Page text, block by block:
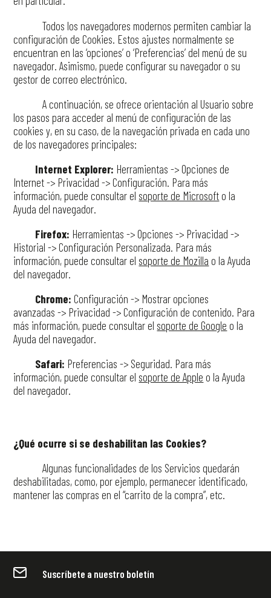
Todos los navegadores modernos permiten cambiar la
configuración de Cookies. Estos ajustes normalmente se
encuentran en las ‘opciones’ o ‘Preferencias’ del menú de su
navegador. Asimismo, puede configurar su navegador o su
gestor de correo electrónico.
A continuación, se ofrece orientación al Usuario sobre
los pasos para acceder al menú de configuración de las
cookies y, en su caso, de la navegación privada en cada uno
de los navegadores principales:
Internet Explorer: Herramientas -> Opciones de
Internet -> Privacidad -> Configuración. Para más
información, puede consultar el soporte de Microsoft o la
Ayuda del navegador.
Firefox: Herramientas -> Opciones -> Privacidad ->
Historial -> Configuración Personalizada. Para más
información, puede consultar el soporte de Mozilla o la Ayuda
del navegador.
Chrome: Configuración -> Mostrar opciones
avanzadas -> Privacidad -> Configuración de contenido. Para
más información, puede consultar el soporte de Google o la
Ayuda del navegador.
Safari: Preferencias -> Seguridad. Para más
información, puede consultar el soporte de Apple o la Ayuda
del navegador.
¿Qué ocurre si se deshabilitan las Cookies?
Algunas funcionalidades de los Servicios quedarán
deshabilitadas, como, por ejemplo, permanecer identificado,
mantener las compras en el “carrito de la compra”, etc.
Suscríbete a nuestro boletín